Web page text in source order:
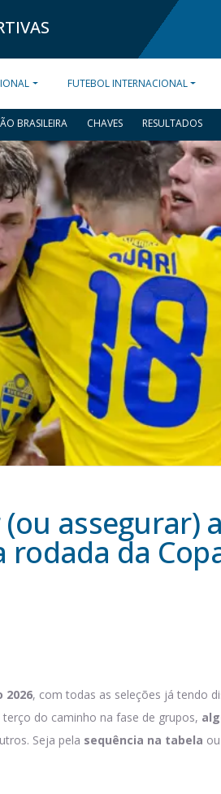
FUTEBOL INTERNACIONAL
BRASILEIRA CHAVES RESULTADOS
assegurar) a
rodada da
2026, com todas as seleções já tendo
do caminho na fase de grupos,
Seja pela sequência na tabela